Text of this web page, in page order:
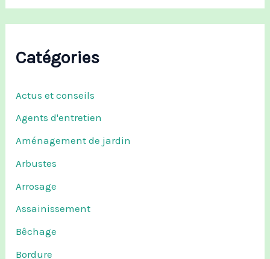
Catégories
Actus et conseils
Agents d'entretien
Aménagement de jardin
Arbustes
Arrosage
Assainissement
Bêchage
Bordure